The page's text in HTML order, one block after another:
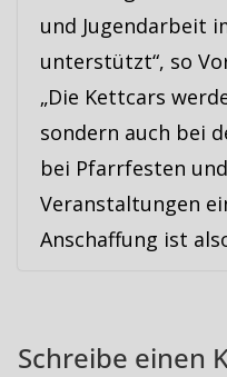
und Jugendarbeit
unterstützt“, so
„Die Kettcars
sondern auch bei
bei Pfarrfesten
Veranstaltungen
Anschaffung ist
Schreibe einen